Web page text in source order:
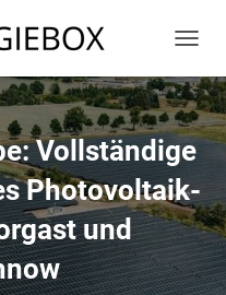
A
V
I
G
A
I
O
N
U
M
Vollständige
Photovoltaik-
und